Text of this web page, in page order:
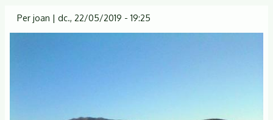
Per joan | dc., 22/05/2019 - 19:25